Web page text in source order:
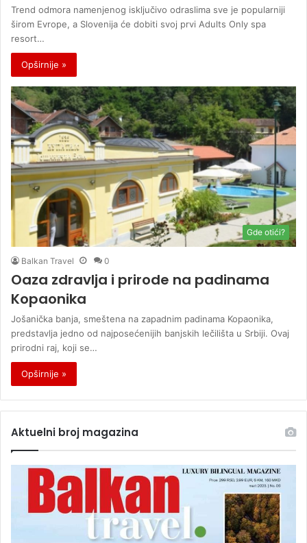
Trend odmora namenjenog isključivo odraslima sve je popularniji
širom Evrope, a Slovenija će dobiti svoj prvi Adults Only spa
resort…
Opširnije »
Gde otići?
Balkan Travel 0
Oaza zdravlja i prirode na padinama
Kopaonika
Jošanička banja, smeštena na zapadnim padinama Kopaonika,
predstavlja jedno od najposećenijih banjskih lečilišta u Srbiji. Ovaj
prirodni raj, koji se…
Opširnije »
Aktuelni broj magazina